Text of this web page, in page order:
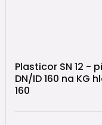
Plasticor SN 12 -
DN/ID 160 na KG
160